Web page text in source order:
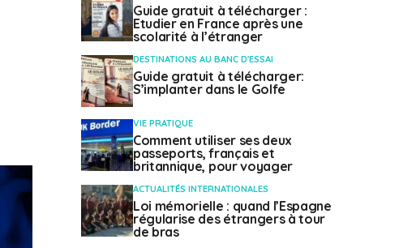
Guide gratuit à télécharger :
Etudier en France après une
scolarité à l’étranger
DESTINATIONS AU BANC D'ESSAI
Guide gratuit à télécharger:
S’implanter dans le Golfe
VIE PRATIQUE
Comment utiliser ses deux
passeports, français et
britannique, pour voyager
ACTUALITÉS INTERNATIONALES
Loi mémorielle : quand l’Espagne
régularise des étrangers à tour
de bras